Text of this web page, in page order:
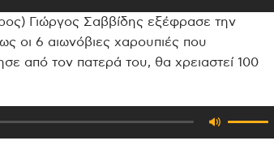
τα
πλήκτρα
Κάτω
για
Γιώργος Σαββίδης εξέφρασε την
οι 6 αιωνόβιες χαρουπιές που
από τον πατερά του, θα χρειαστεί 100
τα